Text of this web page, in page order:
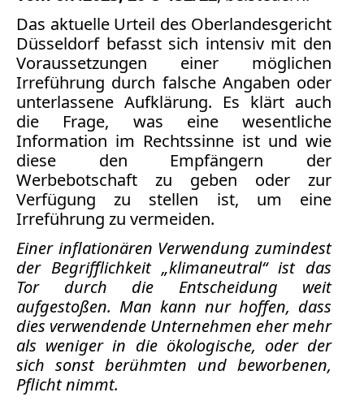
Das aktuelle Urteil des Oberlandesgericht
Düsseldorf befasst sich intensiv mit den
Voraussetzungen einer möglichen
Irreführung durch falsche Angaben oder
unterlassene Aufklärung. Es klärt auch
die Frage, was eine wesentliche
Information im Rechtssinne ist und wie
diese den Empfängern der
Werbebotschaft zu geben oder zur
Verfügung zu stellen ist, um eine
Irreführung zu vermeiden.
Einer inflationären Verwendung zumindest
der Begrifflichkeit „klimaneutral“ ist das
Tor durch die Entscheidung weit
aufgestoßen. Man kann nur hoffen, dass
dies verwendende Unternehmen eher mehr
als weniger in die ökologische, oder der
sich sonst berühmten und beworbenen,
Pflicht nimmt.
Medienauftritte 2019
Medienauftritte 2018
Medienauftritte 2017
Medienauftritte 2016
Medienauftritte 2015
Medienauftritte 2014
Medienauftritte 2013
Medienauftritte 2012
Medienauftritte 2011
Medienauftritte 2010
Medienauftritte 2009